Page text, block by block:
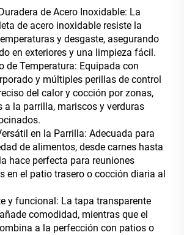
de Acero Inoxidable: La
de acero inoxidable resiste la
y desgaste, asegurando
en exteriores y una limpieza fácil.
de Temperatura: Equipada con
y múltiples perillas de control
del calor y cocción por zonas,
a la parrilla, mariscos y verduras
en la Parrilla: Adecuada para
de alimentos, desde carnes hasta
hace perfecta para reuniones
en el patio trasero o cocción diaria al
y funcional: La tapa transparente
comodidad, mientras que el
a la perfección con patios o